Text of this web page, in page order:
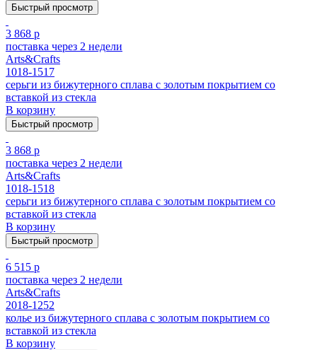
Быстрый просмотр
3 868 р
поставка через 2 недели
Arts&Crafts
1018-1517
серьги из бижутерного сплава с золотым покрытием cо
вставкой из стекла
В корзину
Быстрый просмотр
3 868 р
поставка через 2 недели
Arts&Crafts
1018-1518
серьги из бижутерного сплава с золотым покрытием cо
вставкой из стекла
В корзину
Быстрый просмотр
6 515 р
поставка через 2 недели
Arts&Crafts
2018-1252
колье из бижутерного сплава с золотым покрытием cо
вставкой из стекла
В корзину